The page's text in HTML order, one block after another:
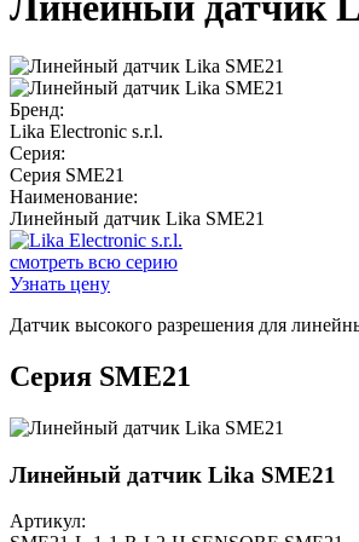
Бренд:
Lika Electronic s.r.l.
Серия:
Серия SME21
Наименование:
Линейный датчик Lika SME21
смотреть всю серию
Узнать цену
Датчик высокого разрешения для
Серия SME21
Линейный датчик Lika SME21
Артикул: